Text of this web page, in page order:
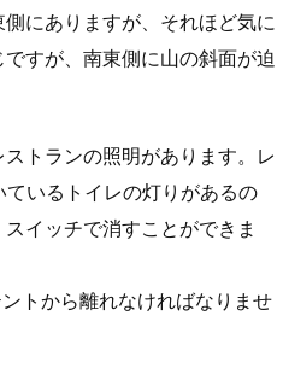
にありますが、それほど気に
すが、南東側に山の斜面が迫
トランの照明があります。レ
いるトイレの灯りがあるの
イッチで消すことができま
トから離れなければなりませ